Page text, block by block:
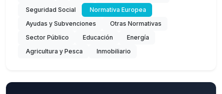
Seguridad Social
Normativa Europea
Ayudas y Subvenciones
Otras Normativas
Sector Público
Educación
Energía
Agricultura y Pesca
Inmobiliario